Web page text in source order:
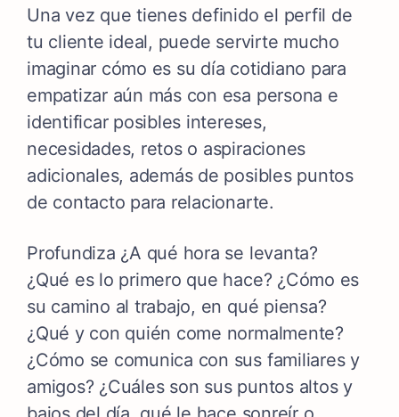
Una vez que tienes definido el perfil de
tu cliente ideal, puede servirte mucho
imaginar cómo es su día cotidiano para
empatizar aún más con esa persona e
identificar posibles intereses,
necesidades, retos o aspiraciones
adicionales, además de posibles puntos
de contacto para relacionarte.
Profundiza ¿A qué hora se levanta?
¿Qué es lo primero que hace? ¿Cómo es
su camino al trabajo, en qué piensa?
¿Qué y con quién come normalmente?
¿Cómo se comunica con sus familiares y
amigos? ¿Cuáles son sus puntos altos y